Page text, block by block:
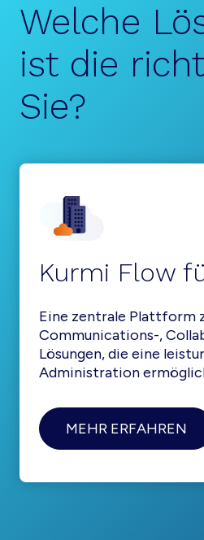
Welche
ist die
Sie?
Kurmi Flow
Eine zentrale Plattform
Communications-,
Lösungen, die eine
Administration
MEHR ERFAHREN